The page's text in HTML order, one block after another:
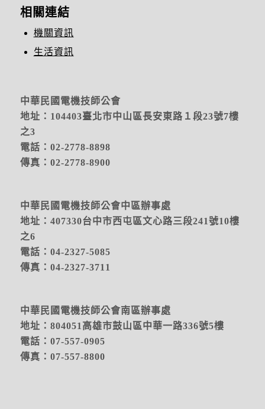
相關連結
機關資訊
生活資訊
中華民國電機技師公會
地址：104403臺北市中山區長安東路１段23號7樓
之3
電話：02-2778-8898
傳真：02-2778-8900
中華民國電機技師公會中區辦事處
地址： 407330台中市西屯區文心路三段241號10樓
之6
電話：04-2327-5085
傳真：04-2327-3711
中華民國電機技師公會南區辦事處
地址：804051高雄市鼓山區中華一路336號5樓
電話：07-557-0905
傳真：07-557-8800